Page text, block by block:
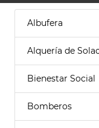
Albufera
Alquería de
Bienestar Social
Bomberos